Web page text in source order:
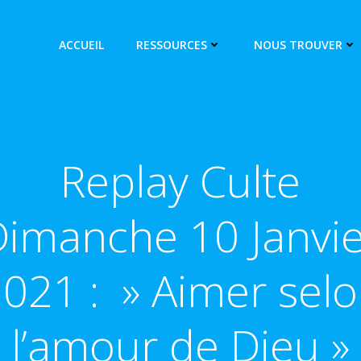
ACCUEIL RESSOURCES NOUS TROUVER
Replay Culte
10
: » Aimer
l’amour de Dieu »